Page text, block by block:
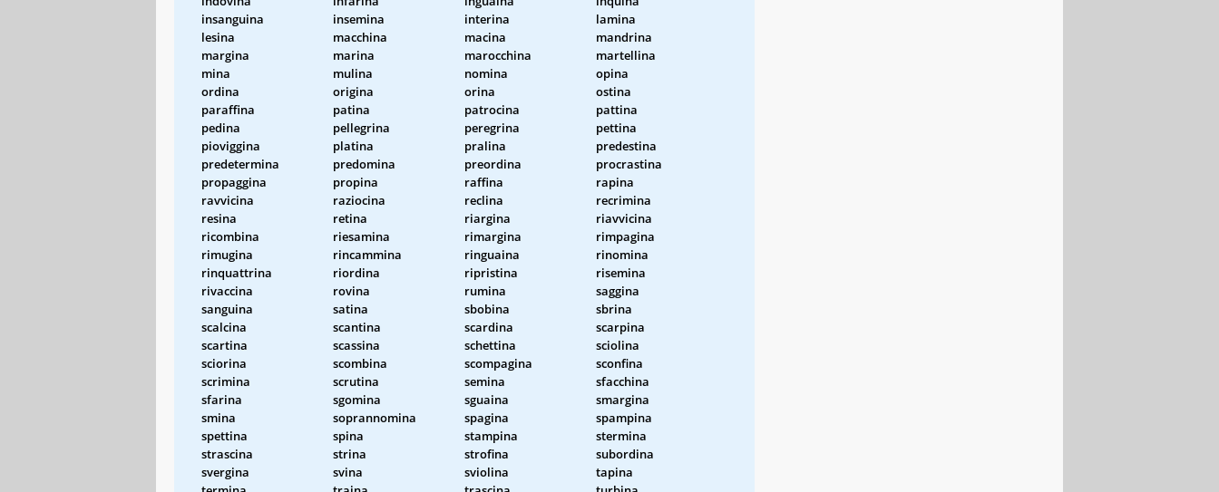
insanguina
insemina interina
lamina
lesina
macchina macina
mandrina
margina
marina marocchina
martellina
mina
mulina nomina
opina
ordina
origina orina
ostina
paraffina
patina patrocina
pattina
pedina
pellegrina peregrina
pettina
pioviggina
platina pralina
predestina
predetermina
predomina preordina
procrastina
propaggina
propina raffina
rapina
ravvicina
raziocina reclina
recrimina
resina
retina riargina
riavvicina
ricombina
riesamina rimargina
rimpagina
rimugina
rincammina ringuaina
rinomina
rinquattrina
riordina ripristina
risemina
rivaccina
rovina rumina
saggina
sanguina
satina sbobina
sbrina
scalcina
scantina scardina
scarpina
scartina
scassina schettina
sciolina
sciorina
scombina scompagina
sconfina
scrimina
scrutina semina
sfacchina
sfarina
sgomina sguaina
smargina
smina
soprannomina spagina
spampina
spettina
spina stampina
stermina
strascina
strina strofina
subordina
svergina
svina sviolina
tapina